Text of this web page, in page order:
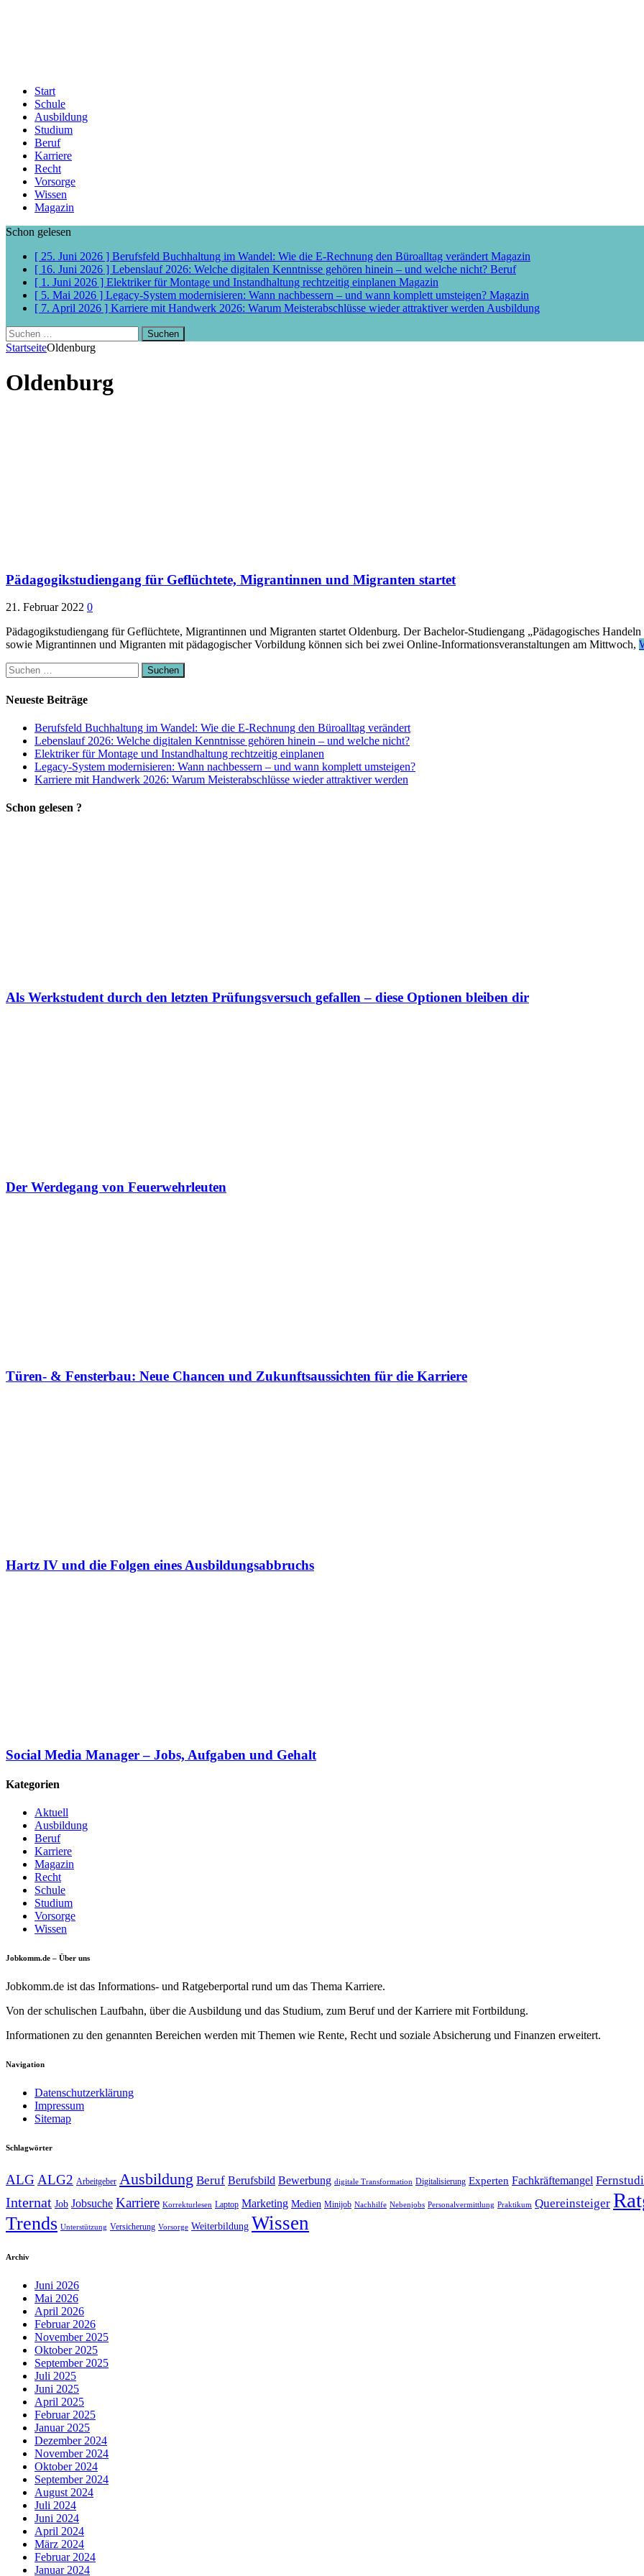
Start
Schule
Ausbildung
Studium
Beruf
Karriere
Recht
Vorsorge
Wissen
Magazin
Schon gelesen
[ 25. Juni 2026 ] Berufsfeld Buchhaltung im Wandel: Wie die E-Rechnung den Büroalltag verändert Magazin
[ 16. Juni 2026 ] Lebenslauf 2026: Welche digitalen Kenntnisse gehören hinein – und welche nicht? Beruf
[ 1. Juni 2026 ] Elektriker für Montage und Instandhaltung rechtzeitig einplanen Magazin
[ 5. Mai 2026 ] Legacy-System modernisieren: Wann nachbessern – und wann komplett umsteigen? Magazin
[ 7. April 2026 ] Karriere mit Handwerk 2026: Warum Meisterabschlüsse wieder attraktiver werden Ausbildung
Suchen
nach:
StartseiteOldenburg
Oldenburg
Pädagogikstudiengang für Geflüchtete, Migrantinnen und Migranten startet
21. Februar 2022 0
Pädagogikstudiengang für Geflüchtete, Migrantinnen und Migranten startet Oldenburg. Der Bachelor-Studiengang „Pädagogisches
sowie Migrantinnen und Migranten mit pädagogischer Vorbildung können sich bei zwei Online-Informationsveranstaltungen am Mittwoch,
Suchen
nach:
Neueste Beiträge
Berufsfeld Buchhaltung im Wandel: Wie die E-Rechnung den Büroalltag verändert
Lebenslauf 2026: Welche digitalen Kenntnisse gehören hinein – und welche nicht?
Elektriker für Montage und Instandhaltung rechtzeitig einplanen
Legacy-System modernisieren: Wann nachbessern – und wann komplett umsteigen?
Karriere mit Handwerk 2026: Warum Meisterabschlüsse wieder attraktiver werden
Schon gelesen ?
Als Werkstudent durch den letzten Prüfungsversuch gefallen – diese Optionen bleiben dir
Der Werdegang von Feuerwehrleuten
Türen- & Fensterbau: Neue Chancen und Zukunftsaussichten für die Karriere
Hartz IV und die Folgen eines Ausbildungsabbruchs
Social Media Manager – Jobs, Aufgaben und Gehalt
Kategorien
Aktuell
Ausbildung
Beruf
Karriere
Magazin
Recht
Schule
Studium
Vorsorge
Wissen
Jobkomm.de – Über uns
Jobkomm.de ist das Informations- und Ratgeberportal rund um das Thema Karriere.
Von der schulischen Laufbahn, über die Ausbildung und das Studium, zum Beruf und der Karriere mit Fortbildung.
Informationen zu den genannten Bereichen werden mit Themen wie Rente, Recht und soziale Absicherung und Finanzen erweitert.
Navigation
Datenschutzerklärung
Impressum
Sitemap
Schlagwörter
ALG ALG2 Arbeitgeber Ausbildung Beruf Berufsbild Bewerbung digitale Transformation Digitalisierung Experten Fachkräftemangel
Internat Job Jobsuche Karriere Korrekturlesen Laptop Marketing Medien Minijob Nachhilfe Nebenjobs Personalvermittlung Praktikum Quereinsteiger
Trends Unterstützung Versicherung Vorsorge Weiterbildung Wissen
Archiv
Juni 2026
Mai 2026
April 2026
Februar 2026
November 2025
Oktober 2025
September 2025
Juli 2025
Juni 2025
April 2025
Februar 2025
Januar 2025
Dezember 2024
November 2024
Oktober 2024
September 2024
August 2024
Juli 2024
Juni 2024
April 2024
März 2024
Februar 2024
Januar 2024